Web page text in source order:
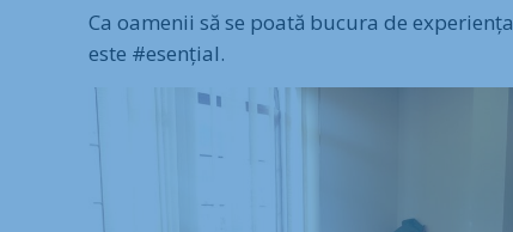
Ca oamenii să se poată bucura de
este #esențial.